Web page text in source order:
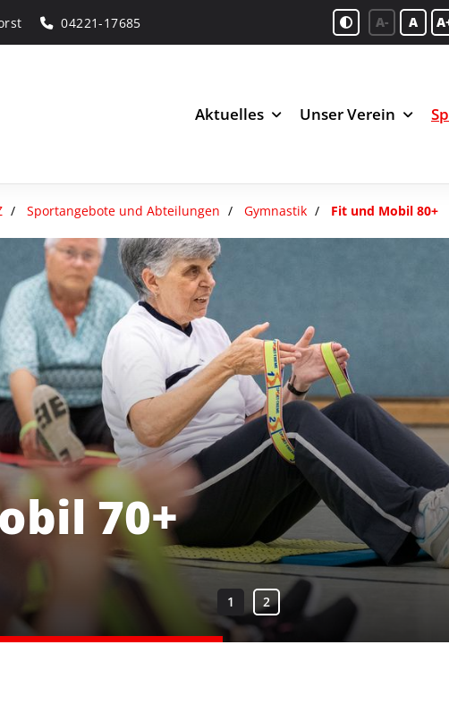
04221-17685 A- A
Aktuelles Unser Verein
Sportangebote und Abteilungen Gymnastik Fit und Mobil 80+
70+